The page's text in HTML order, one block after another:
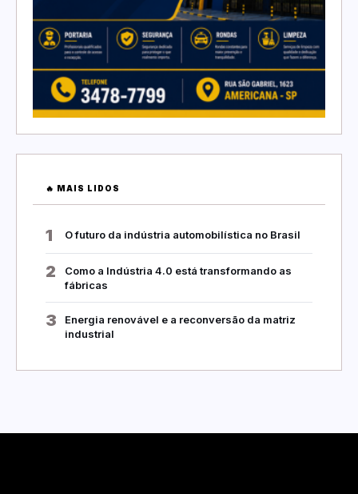
🔥 MAIS LIDOS
1 O futuro da indústria automobilística no Brasil
2
Como a Indústria 4.0 está transformando as
fábricas
3
Energia renovável e a reconversão da matriz
industrial